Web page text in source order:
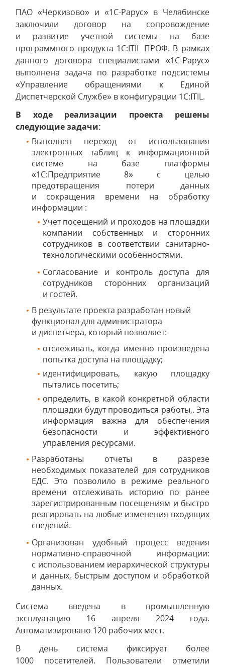
ПАО «Черкизово» и «1С-Рарус» в Челябинске
заключили договор на сопровождение
и развитие учетной системы на базе
программного продукта 1С:ITIL ПРОФ. В рамках
данного договора специалистами «1С-Рарус»
выполнена задача по разработке подсистемы
«Управление обращениями к Единой
Диспетчерской Службе» в конфигурации 1С:ITIL.
В ходе реализации проекта решены
следующие задачи:
Выполнен переход от использования
электронных таблиц к информационной
системе на базе платформы
«1С:Предприятие 8» с целью
предотвращения потери данных
и сокращения времени на обработку
информации :
Учет посещений и проходов на площадки
компании собственных и сторонних
сотрудников в соответствии санитарно-
технологическими особенностями.
Согласование и контроль доступа для
сотрудников сторонних организаций
и гостей.
В результате проекта разработан новый
функционал для администратора
и диспетчера, который позволяет:
отслеживать, когда именно произведена
попытка доступа на площадку;
идентифицировать, какую площадку
пытались посетить;
определить, в какой конкретной области
площадки будут проводиться работы,. Эта
информация важна для обеспечения
безопасности и эффективного
управления ресурсами.
Разработаны отчеты в разрезе
необходимых показателей для сотрудников
ЕДС. Это позволило в режиме реального
времени отслеживать историю по ранее
зарегистрированным посещениям и быстро
реагировать на любые изменения входящих
сведений.
Организован удобный процесс ведения
нормативно-справочной информации:
с использованием иерархической структуры
и данных, быстрым доступом и обработкой
данных.
Система введена в промышленную
эксплуатацию 16 апреля 2024 года.
Автоматизировано 120 рабочих мест.
В день система фиксирует более
1000 посетителей. Пользователи отметили